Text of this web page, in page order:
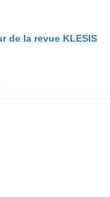
de la revue KLESIS